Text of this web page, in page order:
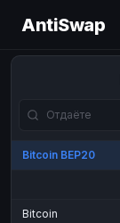
AntiSwap
Bitcoin BEP20
Bitcoin